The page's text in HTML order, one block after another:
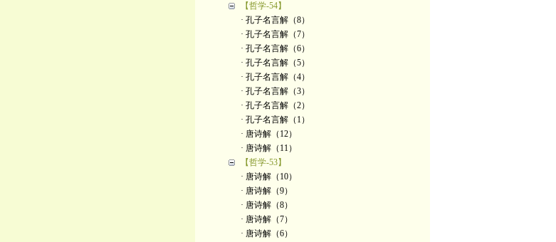
【哲学-54】
· 孔子名言解（8）
· 孔子名言解（7）
· 孔子名言解（6）
· 孔子名言解（5）
· 孔子名言解（4）
· 孔子名言解（3）
· 孔子名言解（2）
· 孔子名言解（1）
· 唐诗解（12）
· 唐诗解（11）
【哲学-53】
· 唐诗解（10）
· 唐诗解（9）
· 唐诗解（8）
· 唐诗解（7）
· 唐诗解（6）